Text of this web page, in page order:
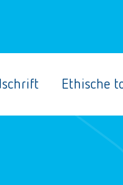
Ethische